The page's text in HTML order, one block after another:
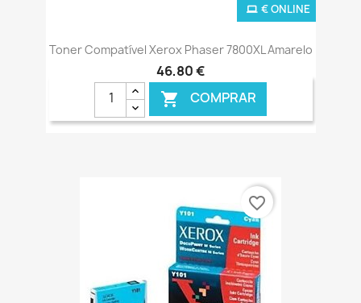
Toner Compatível Xerox Phaser 7800XL Amarelo
46,80 €
 COMPRAR
€ ONLINE
favorite_border